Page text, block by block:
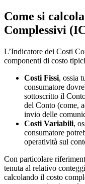
Come si
Complessivi
L’Indicatore dei Costi
componenti di costo
Costi Fissi, ossia
consumatore
sottoscritto il
del Conto (come,
invio delle
Costi Variabili,
consumatore
operatività sul
Con particolare
tenuta al relativo
calcolando il costo